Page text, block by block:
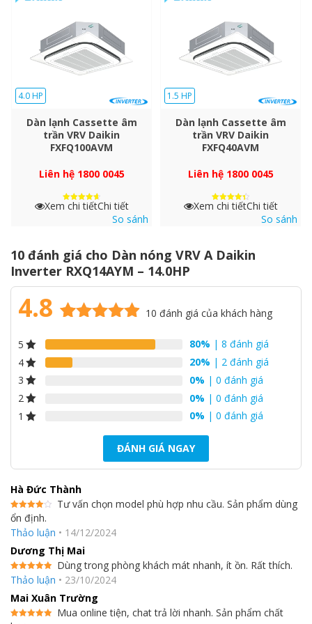
Tối ưu trong việc chỉ cung cấp cho những dàn lạnh cần thiết
Smart VRT
đảm bảo tiết kiệm năng lượng hiệu quả
và điều hòa không khí thoải mái để đáp ứng các điều kiện vận
kiệm năng lượng
• Kiểm soát công suất theo tải để đảm bảo nhiệt độ phòng
không đổi mang lại sự thoải mái hơn.
VRT
Cải tiến công nghệ phần cứng
*Máy nén Xoắn Ốc (Scroll) thế hệ mới
Giảm tối thiểu rò rỉ môi chất lạnh trong quá trình hoạt động khi
tải thấp
4.0 HP
Dàn lạnh Cassette âm
trần VRV Daikin
FXFQ100AVM
Liên hệ 1800 0045
Được xếp
Xem chi tiếtChi tiết
So sánh
1.5 HP
Dàn lạnh Cassette âm
trần VRV Daikin
FXFQ40AVM
Liên hệ 1800 0045
Được xếp
Xem chi tiếtChi tiết
So sánh
10 đánh giá cho Dàn nóng VRV A Daikin
Inverter RXQ14AYM – 14.0HP
4.8
dựa trên
đánh giá
10 đánh giá của khách hàng
5 80% | 8 đánh giá
4
20% | 2 đánh giá
3
0% | 0 đánh giá
2
0% | 0 đánh giá
1
0% | 0 đánh giá
ĐÁNH GIÁ NGAY
Hà Đức Thành
Được
xếp hạng
45 sao
Tư vấn chọn model phù hợp nhu cầu. Sản phẩm dùng
ổn định.
Thảo luận • 14/12/2024
Dương Thị Mai
Được xếp
hạng5 5
Dùng trong phòng khách mát nhanh, ít ồn. Rất thích.
Thảo luận • 23/10/2024
Mai Xuân Trường
Mua online tiện, chat trả lời nhanh. Sản phẩm chất